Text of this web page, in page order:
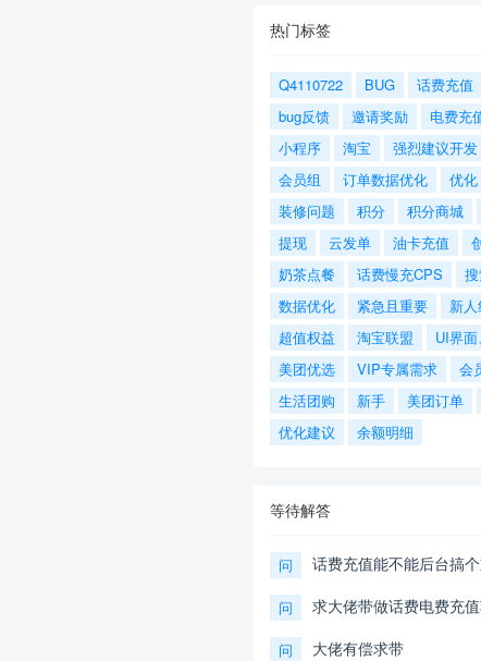
热门标签
Q4110722 BUG 话费充值
bug反馈
邀请奖励 电费充
小程序
淘宝 强烈建议开发
会员组
订单数据优化 优化
装修问题
积分 积分商城
提现
云发单 油卡充值
奶茶点餐
话费慢充CPS
数据优化
紧急且重要 新
超值权益
淘宝联盟
UI界
美团优选
VIP专属需求
会
生活团购
新手 美团订单
优化建议
余额明细
等待解答
问 话费充值能不能后台搞
问 求大佬带做话费电费充值
问 大佬有偿求带